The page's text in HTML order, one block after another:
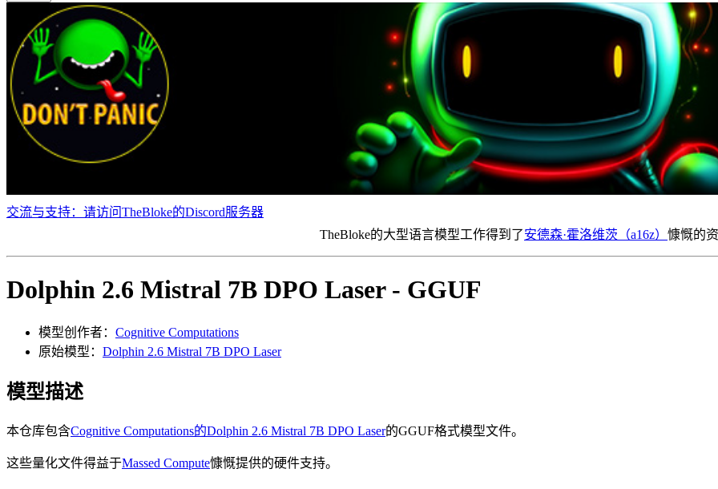
交流与支持：请访问TheBloke的Discord服务器
TheBloke的大型语言模型工作得到了安德森·霍洛维茨（a16z） 慷慨的
Dolphin 2.6 Mistral 7B DPO Laser - GGUF
模型创作者： Cognitive Computations
原始模型： Dolphin 2.6 Mistral 7B DPO Laser
模型描述
本仓库包含Cognitive Computations的Dolphin 2.6 Mistral 7B DPO Laser的GGUF格式模型文件。
这些量化文件得益于Massed Compute慷慨提供的硬件支持。